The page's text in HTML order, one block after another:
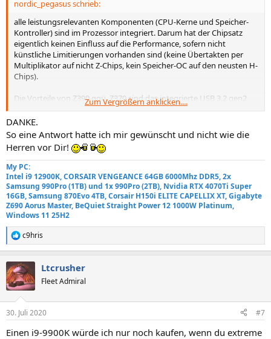
nordic_pegasus schrieb:
alle leistungsrelevanten Komponenten (CPU-Kerne und Speicher-
Kontroller) sind im Prozessor integriert. Darum hat der Chipsatz
eigentlich keinen Einfluss auf die Performance, sofern nicht
künstliche Limitierungen vorhanden sind (keine Übertakten per
Multiplikator auf nicht Z-Chips, kein Speicher-OC auf den neusten H-
Chips).
Die Vorteile von Z390 ggü. Z370 sind das integrierte USB 3.2 gen2
(also USB mit 10Gbits) und integriertes WLAN. Sonst sind die beiden
Chips identisch.
Zum Vergrößern anklicken....
DANKE.
So eine Antwort hatte ich mir gewünscht und nicht wie die
Herren vor Dir!
My PC:
Intel i9 12900K, CORSAIR VENGEANCE 64GB 6000Mhz DDR5, 2x
Samsung 990Pro (1TB) und 1x 990Pro (2TB), Nvidia RTX 4070Ti Super
16GB, Samsung 870Evo 4TB, Corsair H150i ELITE CAPELLIX XT, Gigabyte
Z690 Aorus Master, BeQuiet Straight Power 12 1000W Platinum,
Windows 11 25H2
R
e
k
t
i
e
:
c9hris
Ltcrusher
Fleet Admiral
30. Juli 2020 #7
Einen i9-9900K würde ich nur noch kaufen, wenn du extreme